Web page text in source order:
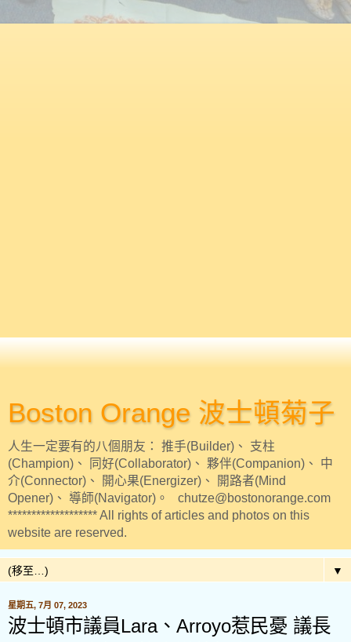
Boston Orange 波士頓菊子
人生一定要有的八個朋友： 推手(Builder)、 支柱
(Champion)、 同好(Collaborator)、 夥伴(Companion)、 中
介(Connector)、 開心果(Energizer)、 開路者(Mind
Opener)、 導師(Navigator)。 chutze@bostonorange.com
******************* All rights of articles and photos on this
website are reserved.
▼
星期五, 7月 07, 2023
波士頓市議員Lara、Arroyo惹民憂 議長